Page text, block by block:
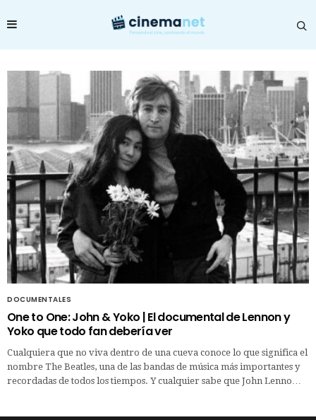
DOCUMENTALES
One to One: John & Yoko | El documental de Lennon y
Yoko que todo fan debería ver
Cualquiera que no viva dentro de una cueva conoce lo que significa el
nombre The Beatles, una de las bandas de música más importantes y
recordadas de todos los tiempos. Y cualquier sabe que John Lenno…